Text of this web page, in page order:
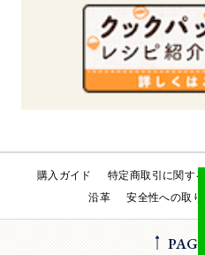
購入ガイド 特定商取引に関す
沿革
安全性への取